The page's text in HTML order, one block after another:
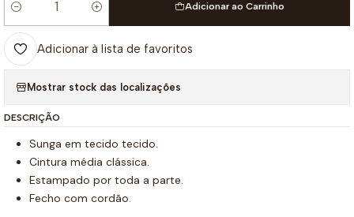
Quantidade
Adicionar ao Carrinho
Adicionar à lista de favoritos
Mostrar stock das localizações
DESCRIÇÃO
Sunga em tecido tecido.
Cintura média clássica.
Estampado por toda a parte.
Fecho com cordão.